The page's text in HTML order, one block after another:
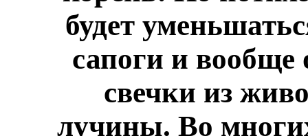
будет
сапоги и
свечки из
лучины. Во